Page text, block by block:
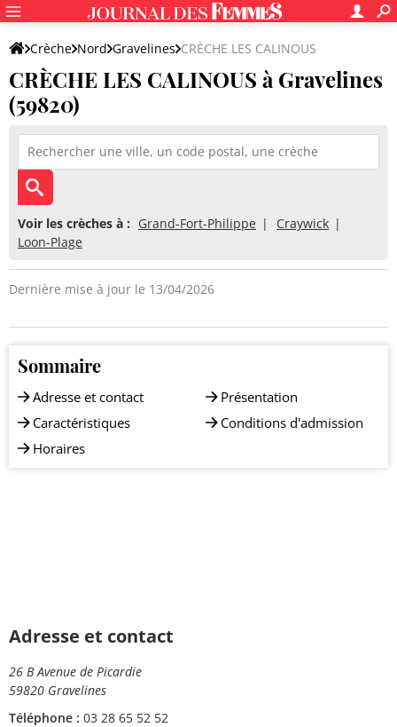
Crèche Nord Gravelines CRÈCHE LES CALINOUS
CRÈCHE LES CALINOUS à Gravelines
(59820)
Voir les crèches à : Grand-Fort-Philippe
Craywick
Loon-Plage
Dernière mise à jour le 13/04/2026
Sommaire
Adresse et contact
Caractéristiques
Horaires
Présentation
Conditions d'admission
Adresse et contact
26 B Avenue de Picardie
59820 Gravelines
Téléphone : 03 28 65 52 52